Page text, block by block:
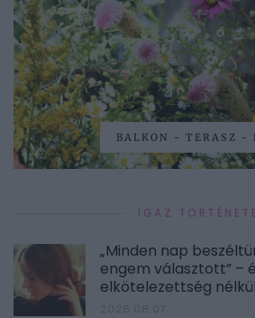
BALKON - TERASZ -
IGAZ
„Minden nap
engem választott” –
elkötelezettség nélkül
2026.08.07.